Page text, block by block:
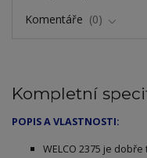
Komentáře
0
Kompletní
POPIS A VLASTNOSTI:
WELCO 2375 je